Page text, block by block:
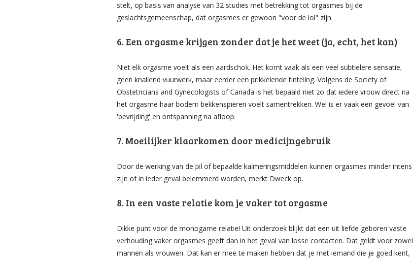
stelt, op basis van analyse van 32 studies met betrekking tot orgasmes bij de
geslachtsgemeenschap, dat orgasmes er gewoon "voor de lol" zijn.
6. Een orgasme krijgen zonder dat je het weet (ja, echt, het kan)
Niet elk orgasme voelt als een aardschok. Het komt vaak als een veel subtielere sensatie,
geen knallend vuurwerk, maar eerder een prikkelende tinteling. Volgens de Society of
Obstetricians and Gynecologists of Canada is het bepaald niet zo dat iedere vrouw direct na
het orgasme haar bodem bekkenspieren voelt samentrekken. Wel is er vaak een gevoel van
'bevrijding' en ontspanning na afloop.
7. Moeilijker klaarkomen door medicijngebruik
Door de werking van de pil of bepaalde kalmeringsmiddelen kunnen orgasmes minder intens
zijn of in ieder geval belemmerd worden, merkt Dweck op.
8. In een vaste relatie kom je vaker tot orgasme
Dikke punt voor de monogame relatie! Uit onderzoek blijkt dat een uit liefde geboren vaste
verhouding vaker orgasmes geeft dan in het geval van losse contacten. Dat geldt voor zowel
mannen als vrouwen. Dat kan er mee te maken hebben dat je met iemand die je goed kent,